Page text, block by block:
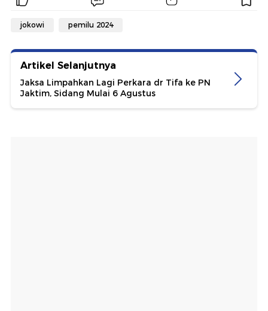
jokowi pemilu 2024
Artikel Selanjutnya
Jaksa Limpahkan Lagi Perkara dr Tifa ke PN
Jaktim, Sidang Mulai 6 Agustus